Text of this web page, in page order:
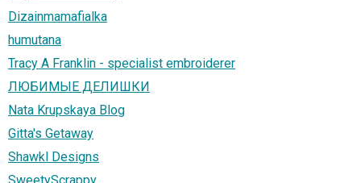
Dizainmamafialka
humutana
Tracy A Franklin - specialist embroiderer
ЛЮБИМЫЕ ДЕЛИШКИ
Nata Krupskaya Blog
Gitta's Getaway
Shawkl Designs